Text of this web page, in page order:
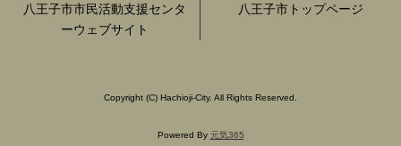
八王子市市民活動支援センタ
ーウェブサイト
八王子市トップページ
Copyright (C) Hachioji-City. All Rights Reserved.
Powered By 元気365